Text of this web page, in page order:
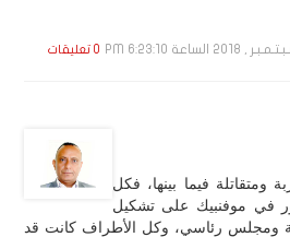
0 تعليقات
ومتقاتلة فيما بينها، فكل
في موفنبيك على تشكيل
ومجلس رئاسي، وكل الأطراف كانت قد